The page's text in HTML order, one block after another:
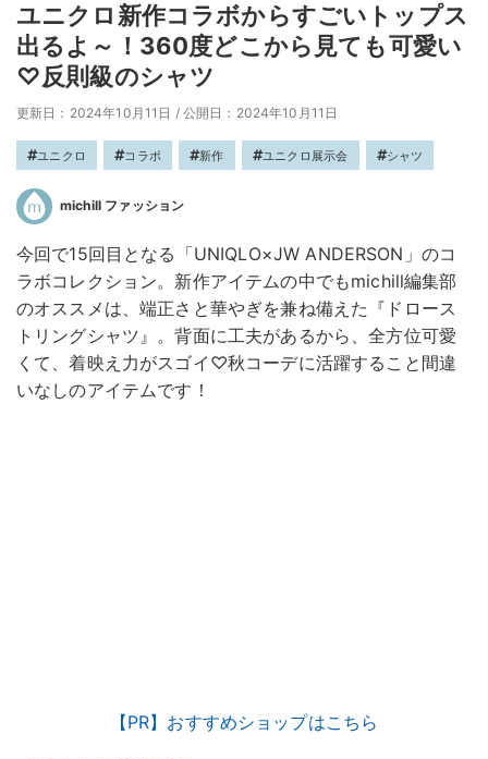
ユニクロ新作コラボからすごいトップス
出るよ～！360度どこから見ても可愛い
♡反則級のシャツ
更新日：2024年10月11日 / 公開日：2024年10月11日
ユニクロ コラボ 新作 ユニクロ展示会 シャツ
michill ファッション
今回で15回目となる「UNIQLO×JW ANDERSON」のコ
ラボコレクション。新作アイテムの中でもmichill編集部
のオススメは、端正さと華やぎを兼ね備えた『ドロース
トリングシャツ』。背面に工夫があるから、全方位可愛
くて、着映え力がスゴイ♡秋コーデに活躍すること間違
いなしのアイテムです！
【PR】おすすめショップはこちら